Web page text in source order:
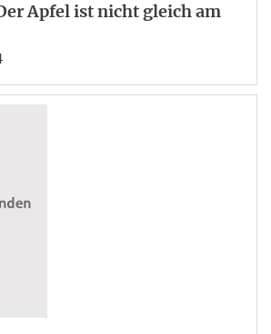
Apfel ist nicht gleich am